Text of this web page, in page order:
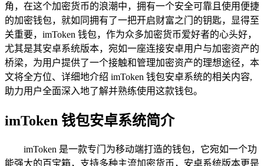
角，在这个加密货币的浪潮中，拥有一个安全可靠且使用便捷
的加密钱包，就如同拥有了一把开启财富之门的钥匙，显得至
关重要，imToken 钱包，作为众多加密货币爱好者的心头好，
尤其是其安卓系统版本，宛如一座连接安卓用户与加密资产的
桥梁，为用户提供了一个接触和管理加密资产的理想途径，本
文将全方位、详细地介绍 imToken 钱包安卓系统的相关内容,
助力用户全面深入地了解并熟练使用这款钱包。
imToken 钱包安卓系统简介
imToken 是一款专门为移动端打造的钱包，它宛如一个功
能强大的百宝箱，支持多种主流加密货币，安卓系统版本更是